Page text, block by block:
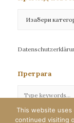
новости
Претрага
This website
continued visiting